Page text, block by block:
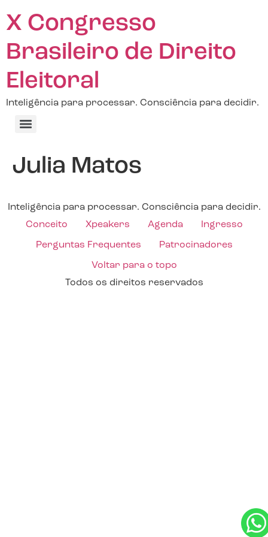
X Congresso
Brasileiro de Direito
Eleitoral
Inteligência para processar. Consciência para decidir.
Julia Matos
Inteligência para processar. Consciência para decidir.
Conceito
Xpeakers Agenda Ingresso
Perguntas Frequentes Patrocinadores
Voltar para o topo
Todos os direitos reservados